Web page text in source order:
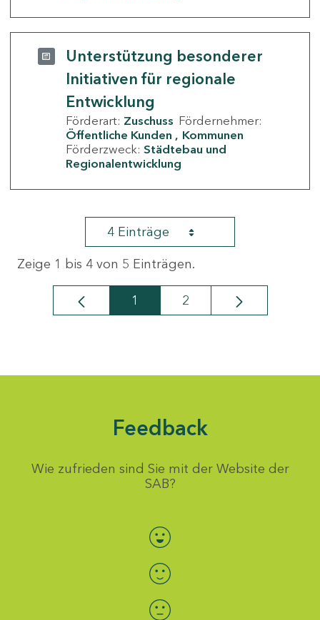
Unterstützung besonderer
Initiativen für regionale
Entwicklung
Förderart: Zuschuss Fördernehmer:
Öffentliche Kunden
Kommunen
Förderzweck: Städtebau und
Regionalentwicklung
4 Einträge
Zeige 1 bis 4 von 5 Einträgen.
Seite
1 Seite
2
Feedback
Wie zufrieden sind Sie mit der Website der
SAB?
Bewertung auswählen